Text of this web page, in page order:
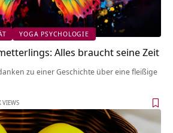
YOGA PSYCHOLOGIE
Alles braucht seine Zeit
zu einer Geschichte über eine fleißige
VIEWS